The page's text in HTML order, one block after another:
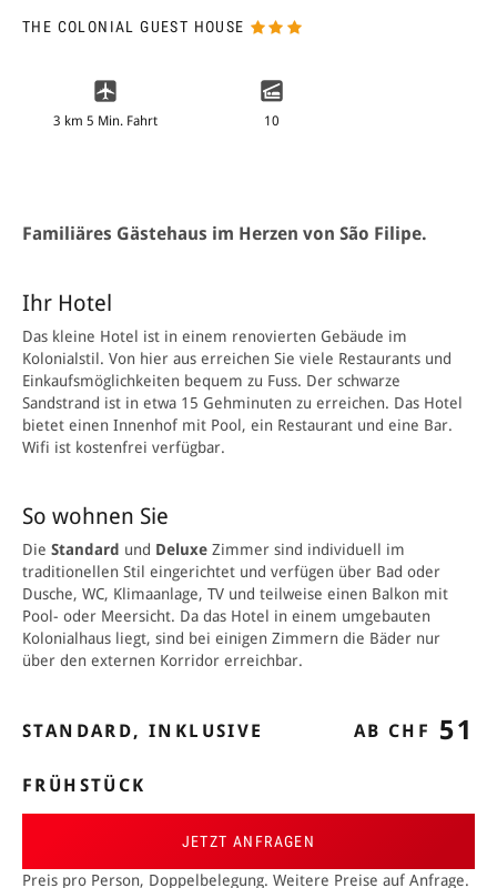
THE COLONIAL GUEST HOUSE
3 km 5 Min. Fahrt 10
Familiäres Gästehaus im Herzen von São Filipe.
Ihr Hotel
Das kleine Hotel ist in einem renovierten Gebäude im
Kolonialstil. Von hier aus erreichen Sie viele Restaurants und
Einkaufsmöglichkeiten bequem zu Fuss. Der schwarze
Sandstrand ist in etwa 15 Gehminuten zu erreichen. Das Hotel
bietet einen Innenhof mit Pool, ein Restaurant und eine Bar.
Wifi ist kostenfrei verfügbar.
So wohnen Sie
Die Standard und Deluxe Zimmer sind individuell im
traditionellen Stil eingerichtet und verfügen über Bad oder
Dusche, WC, Klimaanlage, TV und teilweise einen Balkon mit
Pool- oder Meersicht. Da das Hotel in einem umgebauten
Kolonialhaus liegt, sind bei einigen Zimmern die Bäder nur
über den externen Korridor erreichbar.
STANDARD, INKLUSIVE
FRÜHSTÜCK
AB CHF 51
JETZT ANFRAGEN
Preis pro Person, Doppelbelegung. Weitere Preise auf Anfrage.